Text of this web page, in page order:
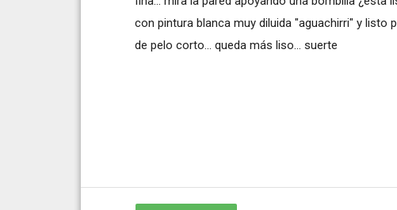
con pintura blanca muy diluida "aguachirri" y listo
de pelo corto... queda más liso... suerte